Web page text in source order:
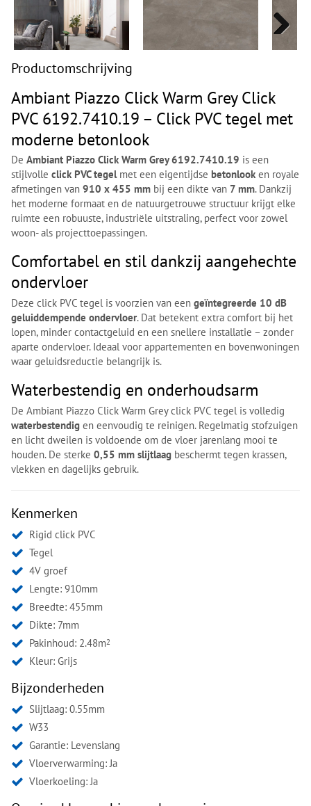
Next
Next
Productomschrijving
Ambiant Piazzo Click Warm Grey Click
PVC 6192.7410.19 – Click PVC tegel met
moderne betonlook
De Ambiant Piazzo Click Warm Grey 6192.7410.19 is een
stijlvolle click PVC tegelmet een eigentijdse betonlook en royale
afmetingen van 910 x 455 mm bij een dikte van 7 mm. Dankzij
het moderne formaat en de natuurgetrouwe structuur krijgt elke
ruimte een robuuste, industriële uitstraling, perfect voor zowel
woon- als projecttoepassingen.
Comfortabel en stil dankzij aangehechte
ondervloer
Deze click PVC tegel is voorzien van een geïntegreerde 10 dB
geluiddempende ondervloer. Dat betekent extra comfort bij het
lopen, minder contactgeluid en een snellere installatie – zonder
aparte ondervloer. Ideaal voor appartementen en bovenwoningen
waar geluidsreductie belangrijk is.
Waterbestendig en onderhoudsarm
De Ambiant Piazzo Click Warm Grey click PVC tegel is volledig
waterbestendig en eenvoudig te reinigen. Regelmatig stofzuigen
en licht dweilen is voldoende om de vloer jarenlang mooi te
houden. De sterke 0,55 mm slijtlaag beschermt tegen krassen,
vlekken en dagelijks gebruik.
Kenmerken
Rigid click PVC
Tegel
4V groef
Lengte: 910mm
Breedte: 455mm
Dikte: 7mm
Pakinhoud: 2.48m2
Kleur: Grijs
Bijzonderheden
Slijtlaag: 0.55mm
W33
Garantie: Levenslang
Vloerverwarming: Ja
Vloerkoeling: Ja